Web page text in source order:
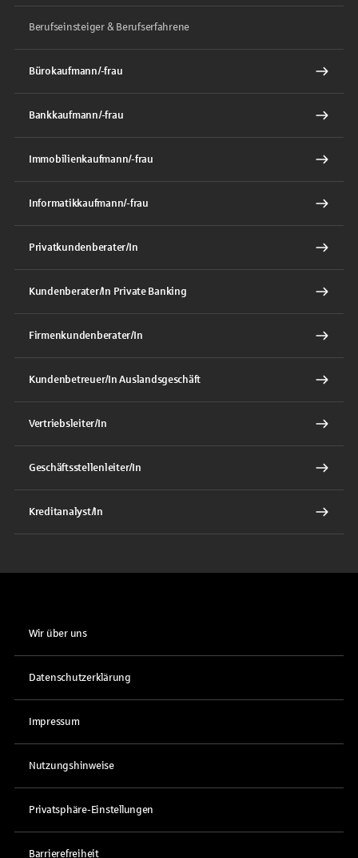
Berufseinsteiger & Berufserfahrene
Bürokaufmann/-frau
Bankkaufmann/-frau
Immobilienkaufmann/-frau
Informatikkaufmann/-frau
Privatkundenberater/In
Kundenberater/In Private Banking
Firmenkundenberater/In
Kundenbetreuer/In Auslandsgeschäft
Vertriebsleiter/In
Geschäftsstellenleiter/In
Kreditanalyst/In
Wir über uns
Datenschutzerklärung
Impressum
Nutzungshinweise
Privatsphäre-Einstellungen
Barrierefreiheit